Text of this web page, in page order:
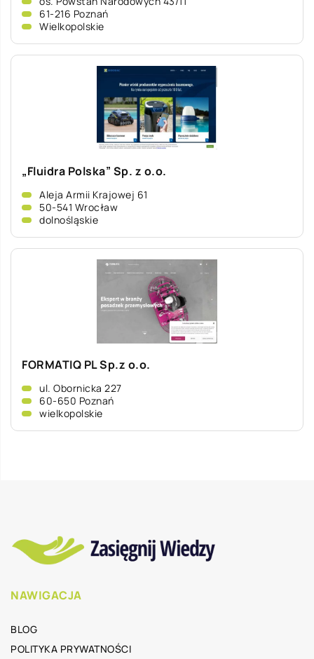
61-216 Poznań
Wielkopolskie
„Fluidra Polska” Sp. z o.o.
Aleja Armii Krajowej 61
50-541 Wrocław
dolnośląskie
FORMATIQ PL Sp.z o.o.
ul. Obornicka 227
60-650 Poznań
wielkopolskie
NAWIGACJA
BLOG
POLITYKA PRYWATNOŚCI